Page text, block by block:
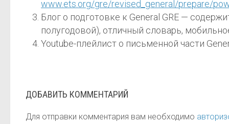
www.ets.org/gre/revised_general/prepare/
Блог о подготовке к General GRE —
полугодовой), отличный словарь,
Youtube-плейлист о письменной части
ДОБАВИТЬ КОММЕНТАРИЙ
Для отправки комментария вам необходимо